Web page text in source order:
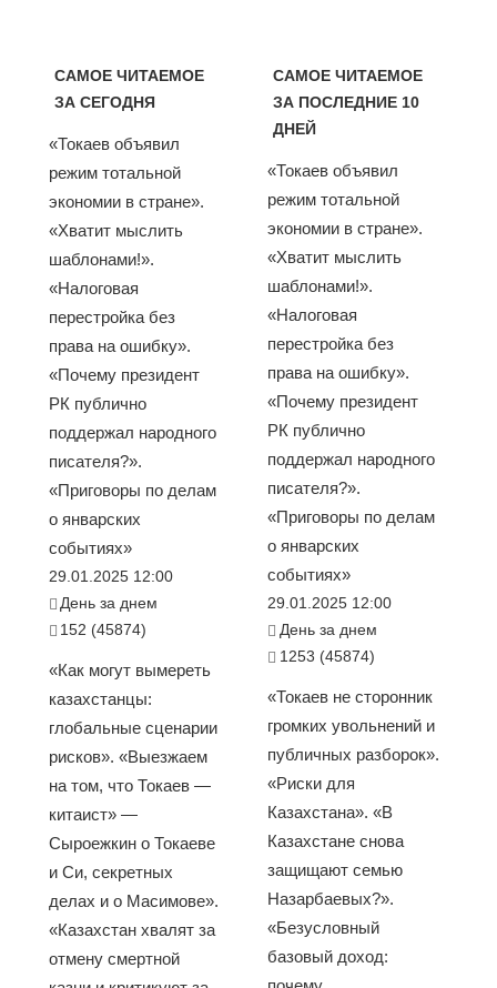
САМОЕ ЧИТАЕМОЕ
ЗА СЕГОДНЯ
«Токаев объявил
режим тотальной
экономии в стране».
«Хватит мыслить
шаблонами!».
«Налоговая
перестройка без
права на ошибку».
«Почему президент
РК публично
поддержал народного
писателя?».
«Приговоры по делам
о январских
событиях»
29.01.2025 12:00
День за днем
152 (45874)
«Как могут вымереть
казахстанцы:
глобальные сценарии
рисков». «Выезжаем
на том, что Токаев —
китаист» —
Сыроежкин о Токаеве
и Си, секретных
делах и о Масимове».
«Казахстан хвалят за
отмену смертной
САМОЕ ЧИТАЕМОЕ
ЗА ПОСЛЕДНИЕ 10
ДНЕЙ
«Токаев объявил
режим тотальной
экономии в стране».
«Хватит мыслить
шаблонами!».
«Налоговая
перестройка без
права на ошибку».
«Почему президент
РК публично
поддержал народного
писателя?».
«Приговоры по делам
о январских
событиях»
29.01.2025 12:00
День за днем
1253 (45874)
«Токаев не сторонник
громких увольнений и
публичных разборок».
«Риски для
Казахстана». «В
Казахстане снова
защищают семью
Назарбаевых?».
«Безусловный
базовый доход: